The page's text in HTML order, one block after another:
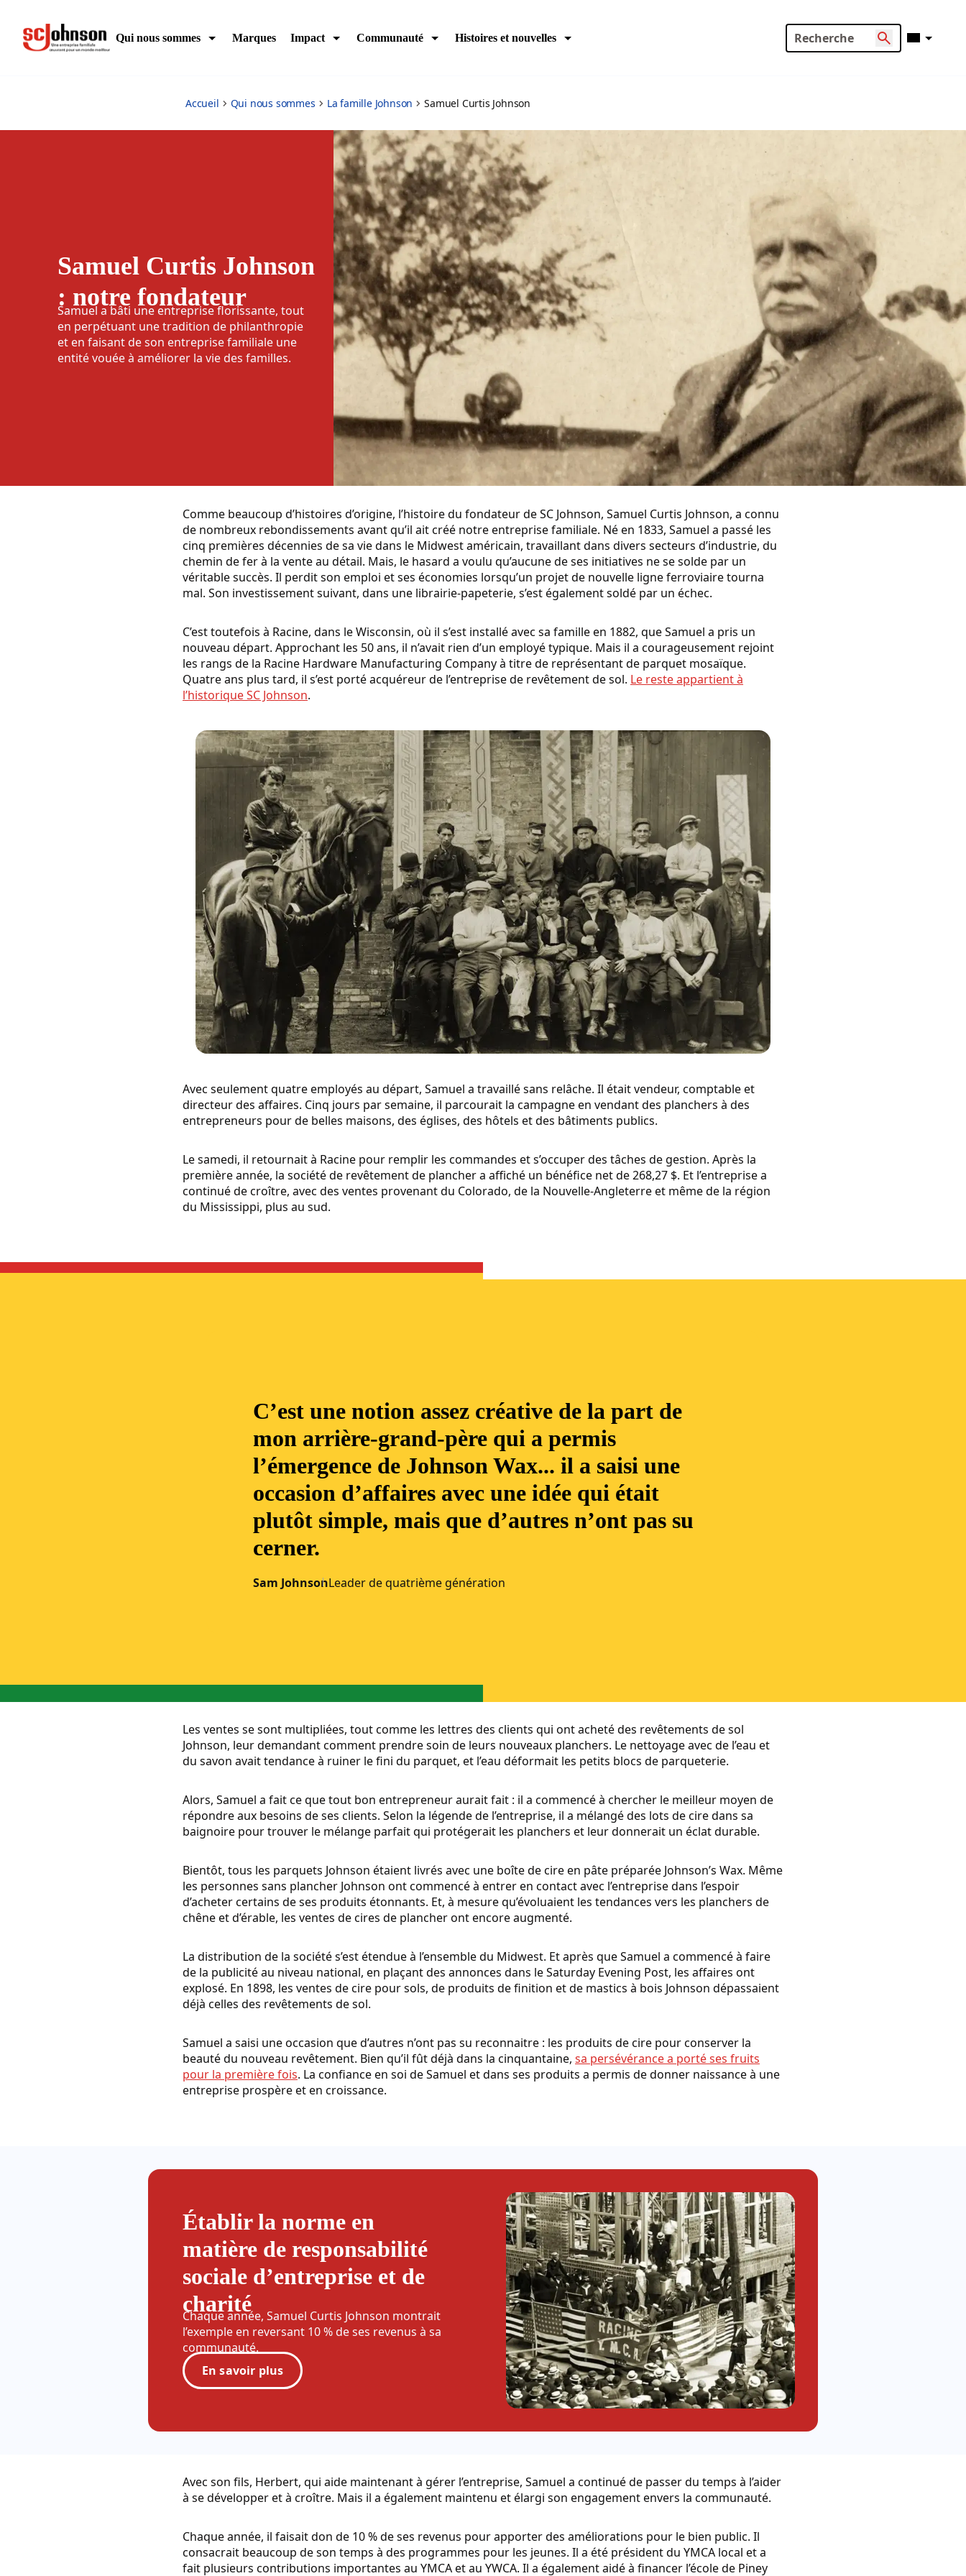
Qui nous sommes Marques Impact Communauté Histoires et nouvelles
Accueil Qui nous sommes La famille Johnson Samuel Curtis Johnson
Samuel Curtis Johnson
: notre fondateur
Samuel a bâti une entreprise florissante, tout
en perpétuant une tradition de philanthropie
et en faisant de son entreprise familiale une
entité vouée à améliorer la vie des familles.
Comme beaucoup d’histoires d’origine, l’histoire du fondateur de SC Johnson, Samuel Curtis Johnson, a connu
de nombreux rebondissements avant qu’il ait créé notre entreprise familiale. Né en 1833, Samuel a passé les
cinq premières décennies de sa vie dans le Midwest américain, travaillant dans divers secteurs d’industrie, du
chemin de fer à la vente au détail. Mais, le hasard a voulu qu’aucune de ses initiatives ne se solde par un
véritable succès. Il perdit son emploi et ses économies lorsqu’un projet de nouvelle ligne ferroviaire tourna
mal. Son investissement suivant, dans une librairie-papeterie, s’est également soldé par un échec.
C’est toutefois à Racine, dans le Wisconsin, où il s’est installé avec sa famille en 1882, que Samuel a pris un
nouveau départ. Approchant les 50 ans, il n’avait rien d’un employé typique. Mais il a courageusement rejoint
les rangs de la Racine Hardware Manufacturing Company à titre de représentant de parquet mosaïque.
Quatre ans plus tard, il s’est porté acquéreur de l’entreprise de revêtement de sol. Le reste appartient à
l’historique SC Johnson.
Avec seulement quatre employés au départ, Samuel a travaillé sans relâche. Il était vendeur, comptable et
directeur des affaires. Cinq jours par semaine, il parcourait la campagne en vendant des planchers à des
entrepreneurs pour de belles maisons, des églises, des hôtels et des bâtiments publics.
Le samedi, il retournait à Racine pour remplir les commandes et s’occuper des tâches de gestion. Après la
première année, la société de revêtement de plancher a affiché un bénéfice net de 268,27 $. Et l’entreprise a
continué de croître, avec des ventes provenant du Colorado, de la Nouvelle-Angleterre et même de la région
du Mississippi, plus au sud.
C’est une notion assez créative de la part de
mon arrière-grand-père qui a permis
l’émergence de Johnson Wax... il a saisi une
occasion d’affaires avec une idée qui était
plutôt simple, mais que d’autres n’ont pas su
cerner.
Sam JohnsonLeader de quatrième génération
Les ventes se sont multipliées, tout comme les lettres des clients qui ont acheté des revêtements de sol
Johnson, leur demandant comment prendre soin de leurs nouveaux planchers. Le nettoyage avec de l’eau et
du savon avait tendance à ruiner le fini du parquet, et l’eau déformait les petits blocs de parqueterie.
Alors, Samuel a fait ce que tout bon entrepreneur aurait fait : il a commencé à chercher le meilleur moyen de
répondre aux besoins de ses clients. Selon la légende de l’entreprise, il a mélangé des lots de cire dans sa
baignoire pour trouver le mélange parfait qui protégerait les planchers et leur donnerait un éclat durable.
Bientôt, tous les parquets Johnson étaient livrés avec une boîte de cire en pâte préparée Johnson’s Wax. Même
les personnes sans plancher Johnson ont commencé à entrer en contact avec l’entreprise dans l’espoir
d’acheter certains de ses produits étonnants. Et, à mesure qu’évoluaient les tendances vers les planchers de
chêne et d’érable, les ventes de cires de plancher ont encore augmenté.
La distribution de la société s’est étendue à l’ensemble du Midwest. Et après que Samuel a commencé à faire
de la publicité au niveau national, en plaçant des annonces dans le Saturday Evening Post, les affaires ont
explosé. En 1898, les ventes de cire pour sols, de produits de finition et de mastics à bois Johnson dépassaient
déjà celles des revêtements de sol.
Samuel a saisi une occasion que d’autres n’ont pas su reconnaitre : les produits de cire pour conserver la
beauté du nouveau revêtement. Bien qu’il fût déjà dans la cinquantaine, sa persévérance a porté ses fruits
pour la première fois. La confiance en soi de Samuel et dans ses produits a permis de donner naissance à une
entreprise prospère et en croissance.
Établir la norme en
matière de responsabilité
sociale d’entreprise et de
charité
Chaque année, Samuel Curtis Johnson montrait
l’exemple en reversant 10 % de ses revenus à sa
communauté.
En savoir plus
Avec son fils, Herbert, qui aide maintenant à gérer l’entreprise, Samuel a continué de passer du temps à l’aider
à se développer et à croître. Mais il a également maintenu et élargi son engagement envers la communauté.
Chaque année, il faisait don de 10 % de ses revenus pour apporter des améliorations pour le bien public. Il
consacrait beaucoup de son temps à des programmes pour les jeunes. Il a été président du YMCA local et a
fait plusieurs contributions importantes au YMCA et au YWCA. Il a également aidé à financer l’école de Piney